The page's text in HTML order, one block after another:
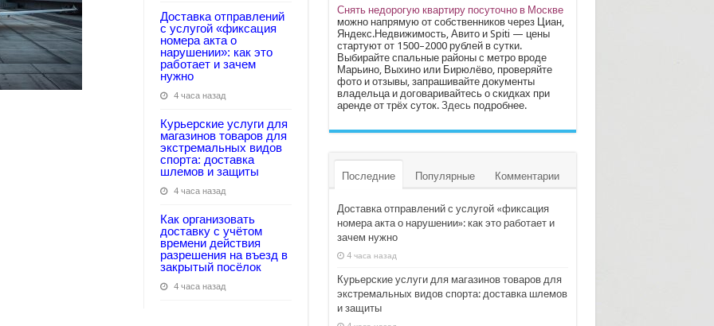
Доставка отправлений
с услугой «фиксация
номера акта о
нарушении»: как это
работает и зачем
нужно
4 часа назад
Курьерские услуги для
магазинов товаров для
экстремальных видов
спорта: доставка
шлемов и защиты
4 часа назад
Как организовать
доставку с учётом
времени действия
разрешения на въезд в
закрытый посёлок
4 часа назад
Снять недорогую квартиру посуточно в Москве
можно напрямую от собственников через Циан,
Яндекс.Недвижимость, Авито и Spiti — цены
стартуют от 1500–2000 рублей в сутки.
Выбирайте спальные районы с метро вроде
Марьино, Выхино или Бирюлёво, проверяйте
фото и отзывы, запрашивайте документы
владельца и договаривайтесь о скидках при
аренде от трёх суток. Здесьподробнее.
Последние Популярные Комментарии
Доставка отправлений с услугой «фиксация
номера акта о нарушении»: как это работает и
зачем нужно
4 часа назад
Курьерские услуги для магазинов товаров для
экстремальных видов спорта: доставка шлемов
и защиты